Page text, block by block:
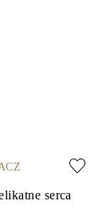
serca